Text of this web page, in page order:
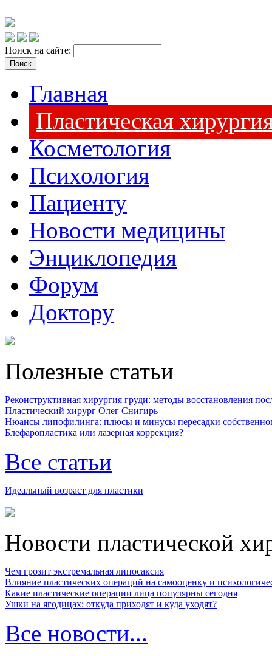
Поиск на сайте:
Главная
Пластическая
Косметология
Психология
Пациенту
Новости медицины
Энциклопедия
Форум
Доктору
Полезные статьи
Реконструктивная хирургия груди: методы восстановления
Пластический хирург Олег Снигирь
Нюансы липофилинга: плюсы и минусы пересадки
Блефаропластика или лазерная коррекция?
Все статьи
Идеальный возраст для пластики
Новости пластической
Чем грозит экстремальная липосаксия
Влияние пластических операций на самооценку и
Какие пластические операции лица популярны сегодня
Ушки на ягодицах: откуда приходят и куда уходят?
Все новости...